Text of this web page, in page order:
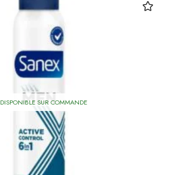
DISPONIBLE SUR COMMANDE